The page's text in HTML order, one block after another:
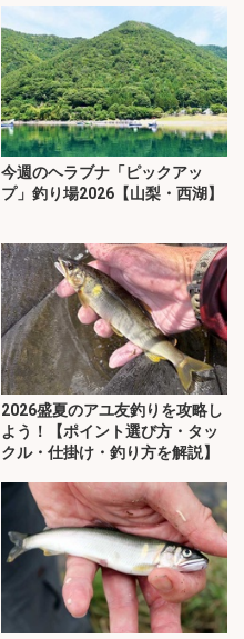
今週のヘラブナ「ピックアッ
プ」釣り場2026【山梨・西湖】
2026盛夏のアユ友釣りを攻略し
よう！【ポイント選び方・タッ
クル・仕掛け・釣り方を解説】